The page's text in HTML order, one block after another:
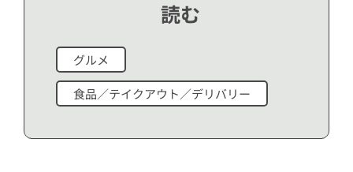
読む
グルメ
食品／テイクアウト／デリバリー